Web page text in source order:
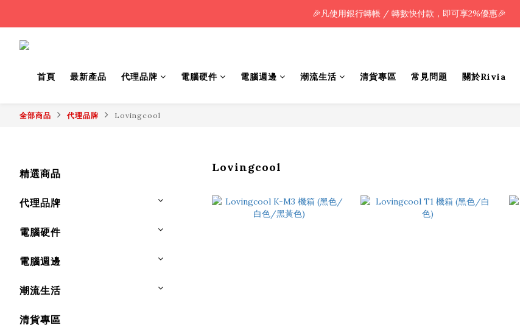
🎉凡使用銀行轉帳 / 轉數快付款，即可享2%優惠🎉
🎉凡使用銀行轉帳 / 轉數快付款，即可享2%優惠🎉
首頁 最新產品 代理品牌 電腦硬件 電腦週邊 潮流生活 清貨專區 常見問題 關於Rivia
全部商品 代理品牌 Lovingcool
精選商品
代理品牌
電腦硬件
電腦週邊
潮流生活
清貨專區
Lovingcool